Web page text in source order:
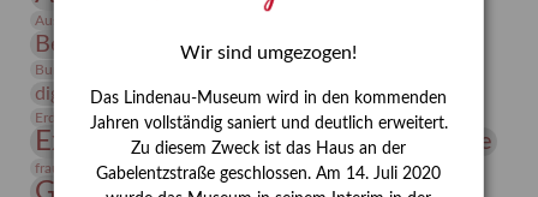
Ausstellung „Vier Winde“
Bernhard August von Lindenau
Burg Posterstein
digitallabor Entartete Kunst
Enteignung
Erdmann Julius Dietrich
Erlebnisportal estrusker Exlibris
Expressionismus Festrede Florenz Fotografie
frauen Frauen in der Antike und heute
Wir sind umgezogen!
Das Lindenau-Museum wird in den kommenden
Jahren vollständig saniert und deutlich erweitert.
Zu diesem Zweck ist das Haus an der
Gabelentzstraße geschlossen. Am 14. Juli 2020